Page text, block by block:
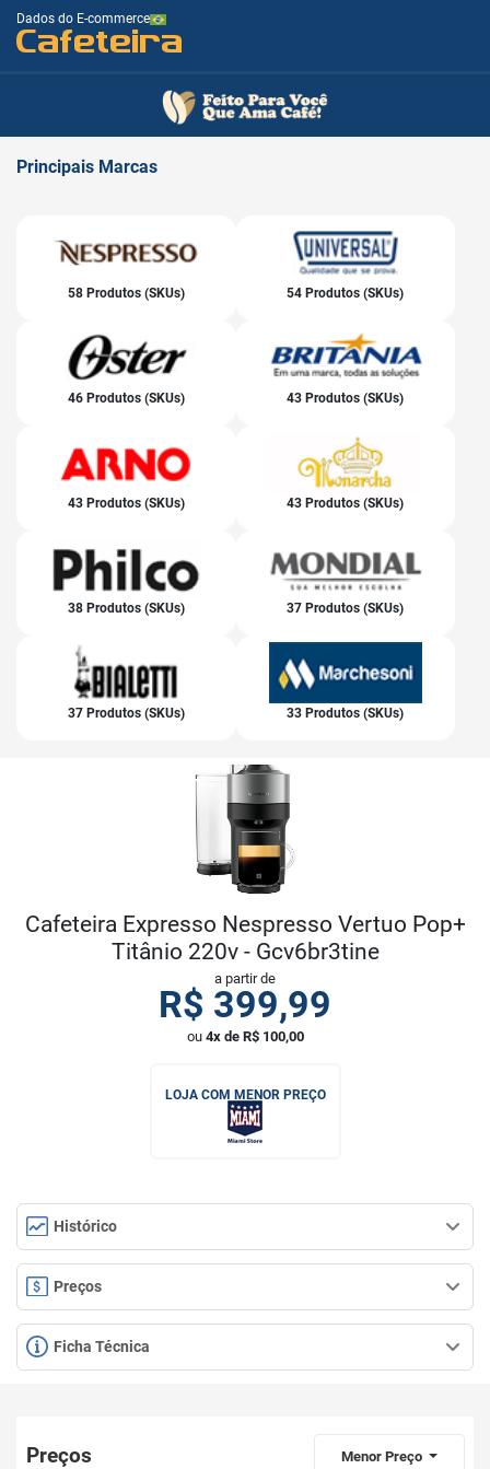
Dados do E-commerce
Cafeteira
Principais Marcas
58 Produtos (SKUs) 54 Produtos (SKUs)
46 Produtos (SKUs) 43 Produtos (SKUs)
43 Produtos (SKUs) 43 Produtos (SKUs)
38 Produtos (SKUs) 37 Produtos (SKUs)
37 Produtos (SKUs) 33 Produtos (SKUs)
Cafeteira Expresso Nespresso Vertuo Pop+
Titânio 220v - Gcv6br3tine
a partir de
R$ 399,99
ou 4x de R$ 100,00
LOJA COM MENOR PREÇO
Histórico
Preços
Ficha Técnica
Preços Menor Preço